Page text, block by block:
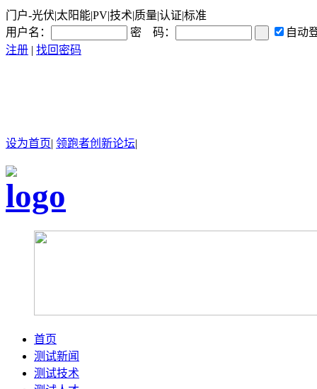
门户-光伏|太阳能|PV|技术|质量|认证|标准
用户名：
密 码：
自动
注册 | 找回密码
设为首页| 领跑者创新论坛|
首页
测试新闻
测试技术